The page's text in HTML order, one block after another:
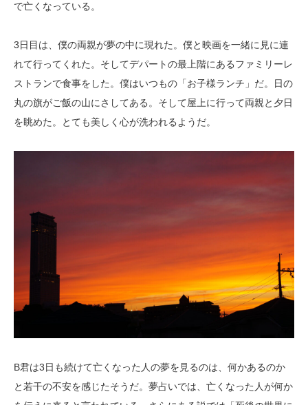
で亡くなっている。
3日目は、僕の両親が夢の中に現れた。僕と映画を一緒に見に連
れて行ってくれた。そしてデパートの最上階にあるファミリーレ
ストランで食事をした。僕はいつもの「お子様ランチ」だ。日の
丸の旗がご飯の山にさしてある。そして屋上に行って両親と夕日
を眺めた。とても美しく心が洗われるようだ。
B君は3日も続けて亡くなった人の夢を見るのは、何かあるのか
と若干の不安を感じたそうだ。夢占いでは、亡くなった人が何か